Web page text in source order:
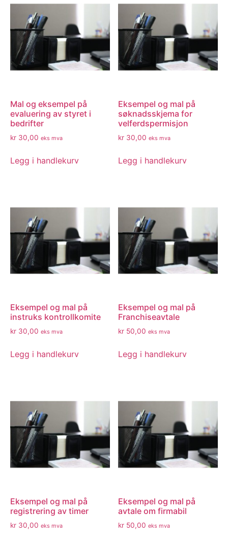
Mal og eksempel på
evaluering av styret i
bedrifter
kr 30,00 eks mva
Legg i handlekurv
Eksempel og mal på
søknadsskjema for
velferdspermisjon
kr 30,00 eks mva
Legg i handlekurv
Eksempel og mal på
instruks kontrollkomite
kr 30,00 eks mva
Legg i handlekurv
Eksempel og mal på
Franchiseavtale
kr 50,00 eks mva
Legg i handlekurv
Eksempel og mal på
registrering av timer
kr 30,00 eks mva
Eksempel og mal på
avtale om firmabil
kr 50,00 eks mva